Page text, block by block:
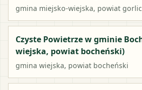
gmina miejsko-wiejska, powiat
Czyste Powietrze w gminie
wiejska, powiat bocheński)
gmina wiejska, powiat bocheński